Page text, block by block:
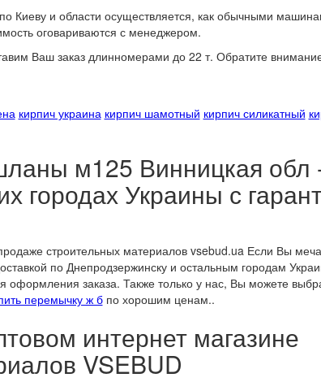
Киеву и области осуществляется, как обычными
оговариваются с менеджером.
Ваш заказ длинномерами до 22 т. Обратите
кирпич украина кирпич шамотный кирпич силикатный
м125 Винницкая обл
городах Украины с
строительных материалов vsebud.ua Если Вы
по Днепродзержинску и остальным городам
заказа. Также только у нас, Вы можете
перемычку ж бпо хорошим ценам..
интернет магазине
VSEBUD